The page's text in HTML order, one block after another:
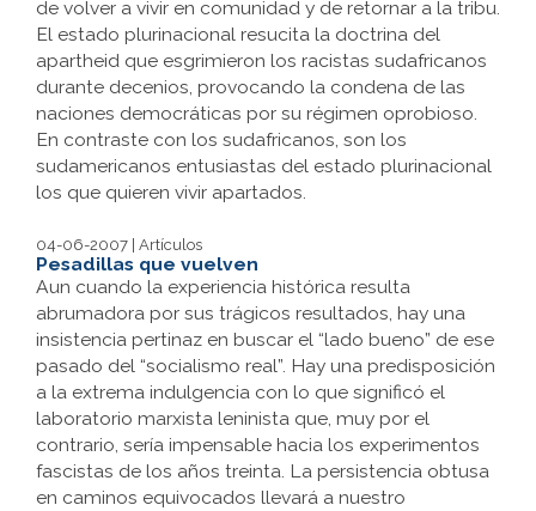
de volver a vivir en comunidad y de retornar a la tribu.
El estado plurinacional resucita la doctrina del
apartheid que esgrimieron los racistas sudafricanos
durante decenios, provocando la condena de las
naciones democráticas por su régimen oprobioso.
En contraste con los sudafricanos, son los
sudamericanos entusiastas del estado plurinacional
los que quieren vivir apartados.
04-06-2007 | Artículos
Pesadillas que vuelven
Aun cuando la experiencia histórica resulta
abrumadora por sus trágicos resultados, hay una
insistencia pertinaz en buscar el “lado bueno” de ese
pasado del “socialismo real”. Hay una predisposición
a la extrema indulgencia con lo que significó el
laboratorio marxista leninista que, muy por el
contrario, sería impensable hacia los experimentos
fascistas de los años treinta. La persistencia obtusa
en caminos equivocados llevará a nuestro